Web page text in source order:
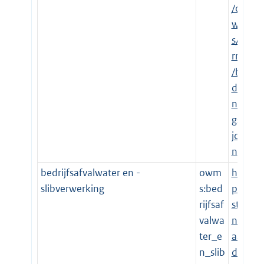
/o
wm
s/te
rms
/be
die
nin
gsti
jde
n
bedrijfsafvalwater en -
slibverwerking
owm
s:bed
rijfsaf
valwa
ter_e
n_slib
htt
p://
sta
nd
aar
de